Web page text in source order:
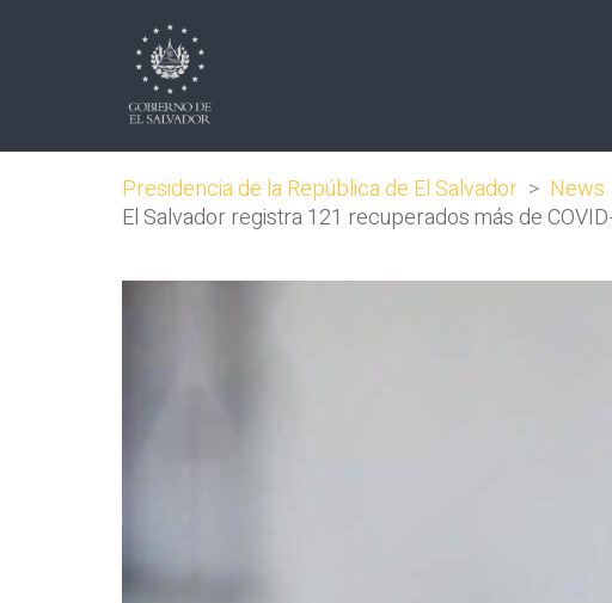
Presidencia de la República de El Salvador > News
El Salvador registra 121 recuperados más de